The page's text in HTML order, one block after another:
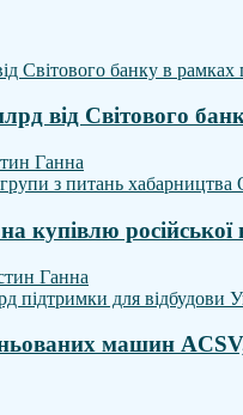
від Світового
Ганна
купівлю російської
Ганна
машин